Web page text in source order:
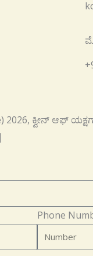
2026, ಕ್ವೀನ್ ಆಫ್
Phone